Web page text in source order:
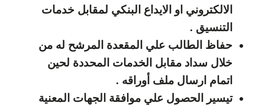
الالكتروني او الايداع البنكي لمقابل خدمات
التنسيق .
حفاظ الطالب علي المقعدة المرشح له من
خلال سداد مقابل الخدمات المحددة لحين
اتمام ارسال ملف أوراقه .
تيسير الحصول علي موافقة الجهات المعنية